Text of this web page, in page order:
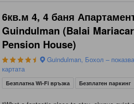
6кв.м 4, 4 баня
Guindulman (Balai
Pension House)
Guindulman, Бохол –
картата
Безплатна Wi-Fi връзка Безплатен паркинг